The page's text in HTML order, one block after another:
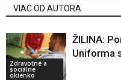
VIAC OD AUTORA
Zdravotné a
sociálne
okienko
ŽILINA:
Uniforma